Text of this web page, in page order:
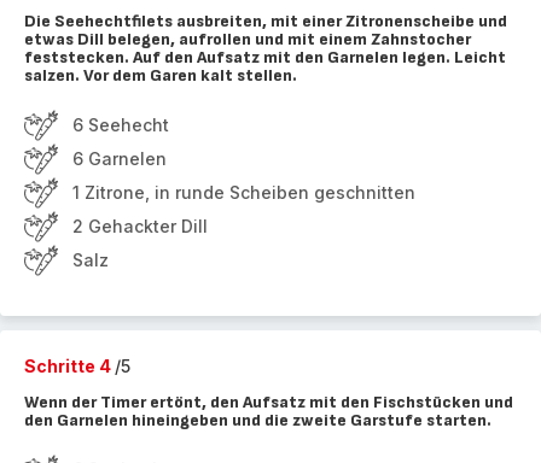
Die Seehechtfilets ausbreiten, mit einer Zitronenscheibe und
etwas Dill belegen, aufrollen und mit einem Zahnstocher
feststecken. Auf den Aufsatz mit den Garnelen legen. Leicht
salzen. Vor dem Garen kalt stellen.
6 Seehecht
6 Garnelen
1 Zitrone, in runde Scheiben geschnitten
2 Gehackter Dill
Salz
Schritte 4 /5
Wenn der Timer ertönt, den Aufsatz mit den Fischstücken und
den Garnelen hineingeben und die zweite Garstufe starten.